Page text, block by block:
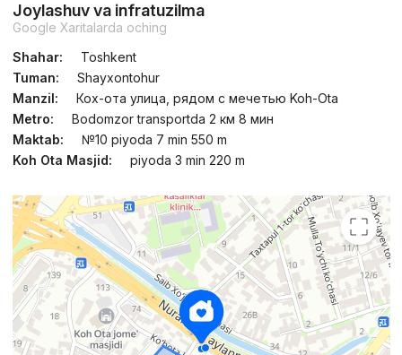
Joylashuv va infratuzilma
Google Xaritalarda oching
Shahar:
Toshkent
Tuman:
Shayxontohur
Manzil:
Кох-ота улица, рядом с мечетью Koh-Ota
Metro:
Bodomzor transportda 2 км 8 мин
Maktab:
№10 piyoda 7 min 550 m
Koh Ota Masjid:
piyoda 3 min 220 m